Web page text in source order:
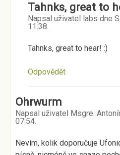
Tahnks, great to
Napsal uživatel labs dne
11:38.
Tahnks, great to hear! :)
Odpovědět
Ohrwurm
Napsal uživatel Msgre.
07:54.
Nevím, kolik doporučuje